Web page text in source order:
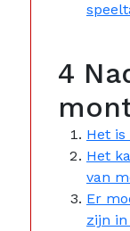
4
Het
Het
van
Er
zijn